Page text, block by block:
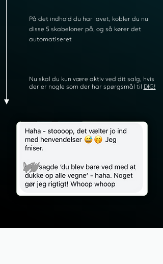
På det indhold du har lavet, kobler du nu
disse 5 skabeloner på, og så kører det
automatiseret
Nu skal du kun være aktiv ved dit salg, hvis
der er nogle som der har spørgsmål til DIG!